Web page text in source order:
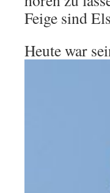
Feige sind
Heute war